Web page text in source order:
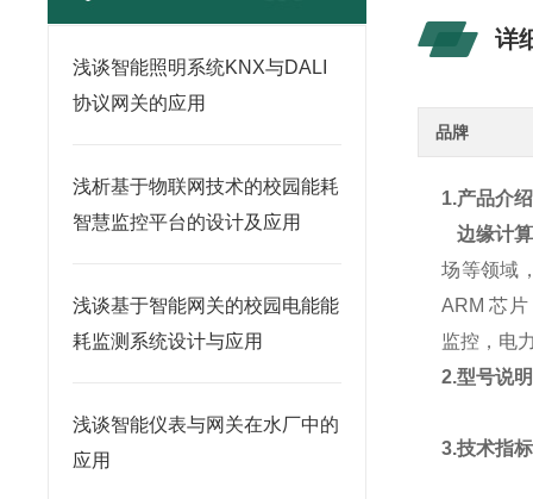
详
品牌
1.产品介绍
边缘计
场等领域
ARM 芯
监控，电
2.型号说明
3.技术指标
浅谈智能照明系统KNX与DALI
协议网关的应用
浅析基于物联网技术的校园能耗
智慧监控平台的设计及应用
浅谈基于智能网关的校园电能能
耗监测系统设计与应用
浅谈智能仪表与网关在水厂中的
应用